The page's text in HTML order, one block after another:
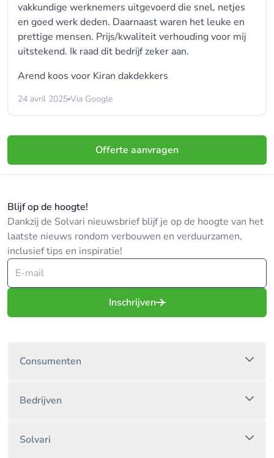
vakkundige werknemers uitgevoerd die snel, netjes
en goed werk deden. Daarnaast waren het leuke en
prettige mensen. Prijs/kwaliteit verhouding voor mij
uitstekend. Ik raad dit bedrijf zeker aan.
Arend koos voor Kiran dakdekkers
24 avril 2025 Via Google
Offerte aanvragen
Blijf op de hoogte!
Dankzij de Solvari nieuwsbrief blijf je op de hoogte van het
laatste nieuws rondom verbouwen en verduurzamen,
inclusief tips en inspiratie!
Inschrijven
Consumenten
Bedrijven
Solvari